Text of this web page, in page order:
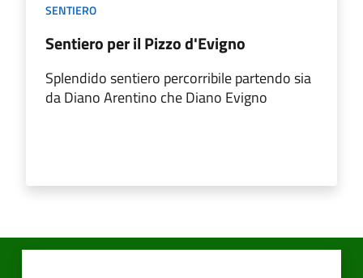
SENTIERO
Sentiero per il Pizzo d'Evigno
Splendido sentiero percorribile partendo sia
da Diano Arentino che Diano Evigno